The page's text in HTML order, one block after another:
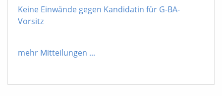
Keine Einwände gegen Kandidatin für G-BA-
Vorsitz
mehr Mitteilungen ...